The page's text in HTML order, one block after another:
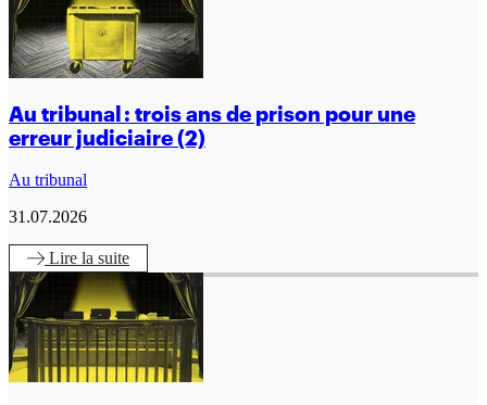
Au tribunal : trois ans de prison pour une
erreur judiciaire (2)
Au tribunal
31.07.2026
Lire la suite